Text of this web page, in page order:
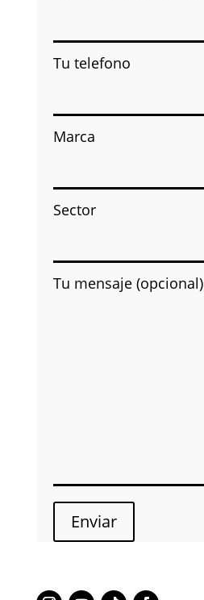
Tu telefono
Marca
Sector
Tu mensaje (opcional)
Enviar